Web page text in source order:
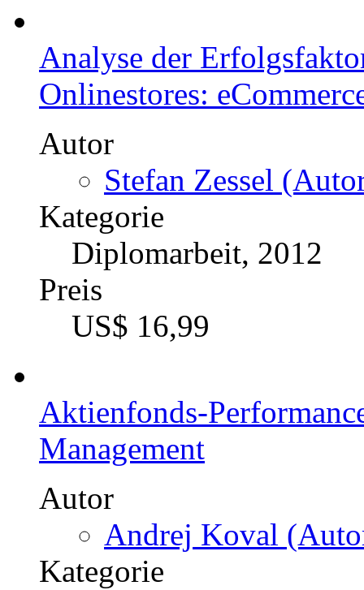
Risikomanagement in
Wesentliche Grenzen
Übertragung von
die öffentliche
Steffen Ruppe
Kategorie
Diplomarbeit, 2012
Preis
US$ 24,99